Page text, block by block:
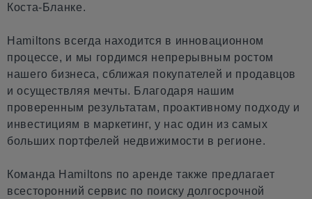
Коста-Бланке.
Hamiltons всегда находится в инновационном
процессе, и мы гордимся непрерывным ростом
нашего бизнеса, сближая покупателей и продавцов
и осуществляя мечты. Благодаря нашим
проверенным результатам, проактивному подходу и
инвестициям в маркетинг, у нас один из самых
больших портфелей недвижимости в регионе.
Команда Hamiltons по аренде также предлагает
всесторонний сервис по поиску долгосрочной